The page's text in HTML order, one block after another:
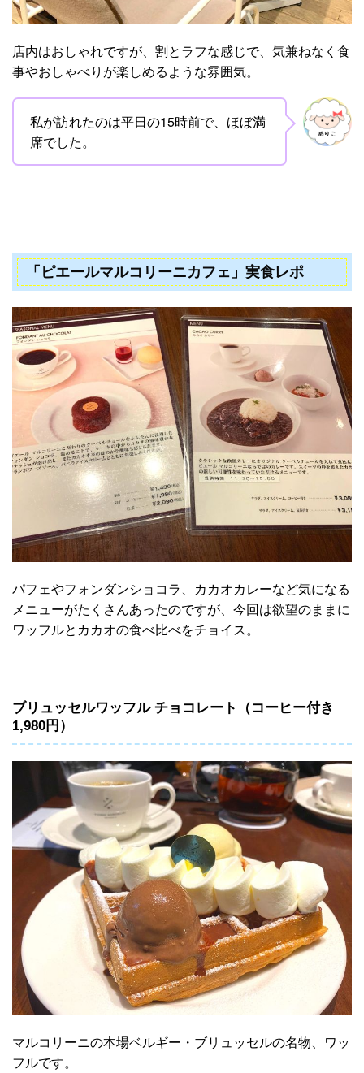
店内はおしゃれですが、割とラフな感じで、気兼ねなく食
事やおしゃべりが楽しめるような雰囲気。
私が訪れたのは平日の15時前で、ほぼ満
席でした。
「ピエールマルコリーニカフェ」実食レポ
パフェやフォンダンショコラ、カカオカレーなど気になる
メニューがたくさんあったのですが、今回は欲望のままに
ワッフルとカカオの食べ比べをチョイス。
ブリュッセルワッフル チョコレート（コーヒー付き
1,980円）
マルコリーニの本場ベルギー・ブリュッセルの名物、ワッ
フルです。